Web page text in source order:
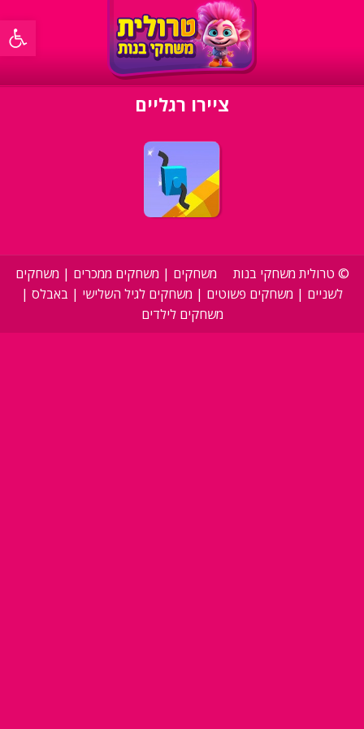
פתח
ציירו רגליים
© טרולית משחקי בנות משחקים | משחקים ממכרים | משחקים
לשניים | משחקים פשוטים | משחקים לגיל השלישי | באבלס |
משחקים לילדים